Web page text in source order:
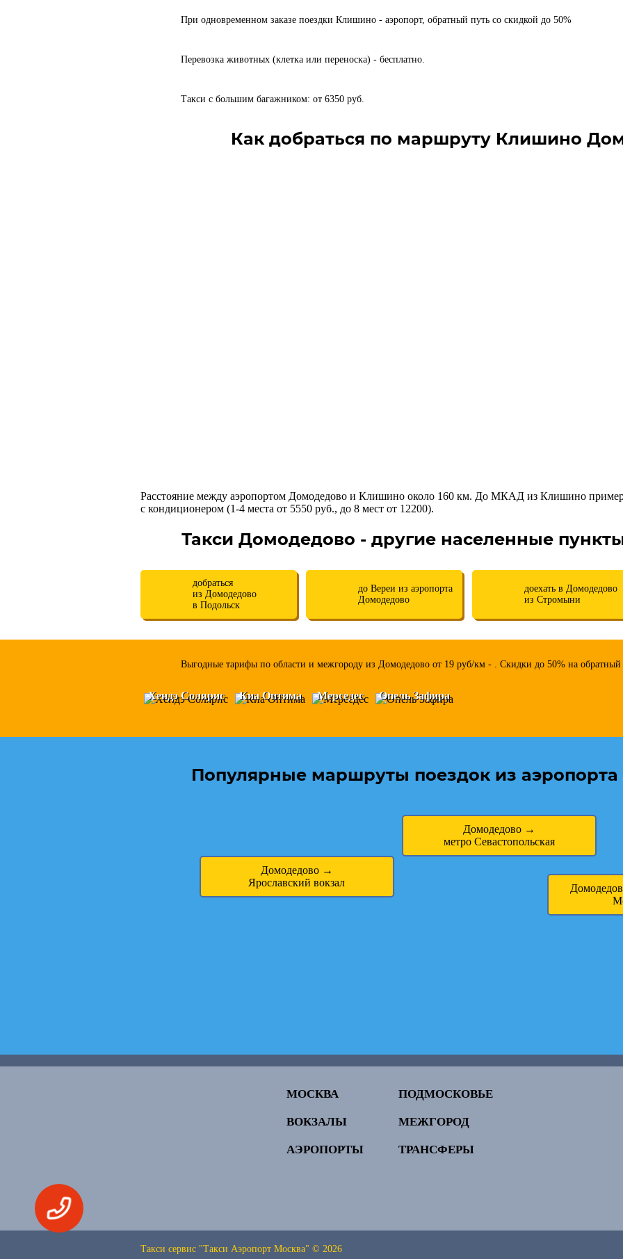
При одновременном заказе поездки Клишино - аэропорт, обратный путь со скидкой до 50%
Перевозка животных (клетка или переноска) - бесплатно.
Такси с большим багажником: от 6350 руб.
Как добраться по маршруту Клишино
Расстояние между аэропортом Домодедово и Клишино около 160 км. До МКАД из Клишино
с кондиционером (1-4 места от 5550 руб., до 8 мест от 12200).
Такси Домодедово - другие населенные
добраться
из Домодедово
в Подольск
до Вереи из аэропорта
Домодедово
доехать в Домодедово
из Стромыни
Выгодные тарифы по области и межгороду из Домодедово от 19 руб/км - . Скидки до 50% на
Хендэ Солярис Киа Оптима Мерседес Опель Зафира
Популярные маршруты поездок из
Домодедово →
Ярославский вокзал
Домодедово →
метро Севастопольская
МОСКВА
ВОКЗАЛЫ
АЭРОПОРТЫ
ПОДМОСКОВЬЕ
МЕЖГОРОД
ТРАНСФЕРЫ
Такси сервис "Такси Аэропорт Москва" © 2026